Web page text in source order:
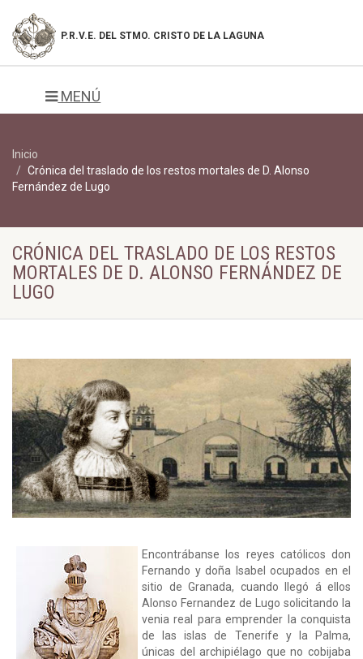
P.R.V.E. DEL STMO. CRISTO DE LA LAGUNA
MENÚ
Inicio
Crónica del traslado de los restos mortales de D. Alonso
Fernández de Lugo
CRÓNICA DEL TRASLADO DE LOS RESTOS
MORTALES DE D. ALONSO FERNÁNDEZ DE
LUGO
Encontrábanse los reyes católicos don
Fernando y doña Isabel ocupados en el
sitio de Granada, cuando llegó á ellos
Alonso Fernandez de Lugo solicitando la
venia real para emprender la conquista
de las islas de Tenerife y la Palma,
únicas del archipiélago que no cobijaba